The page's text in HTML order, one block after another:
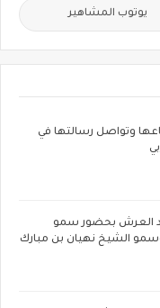
يوتوب المشاهير
وتواصل رسالتها في
بالذكرى 27 لعيد العرش بحضور سمو
الشيخ نهيان بن مبارك